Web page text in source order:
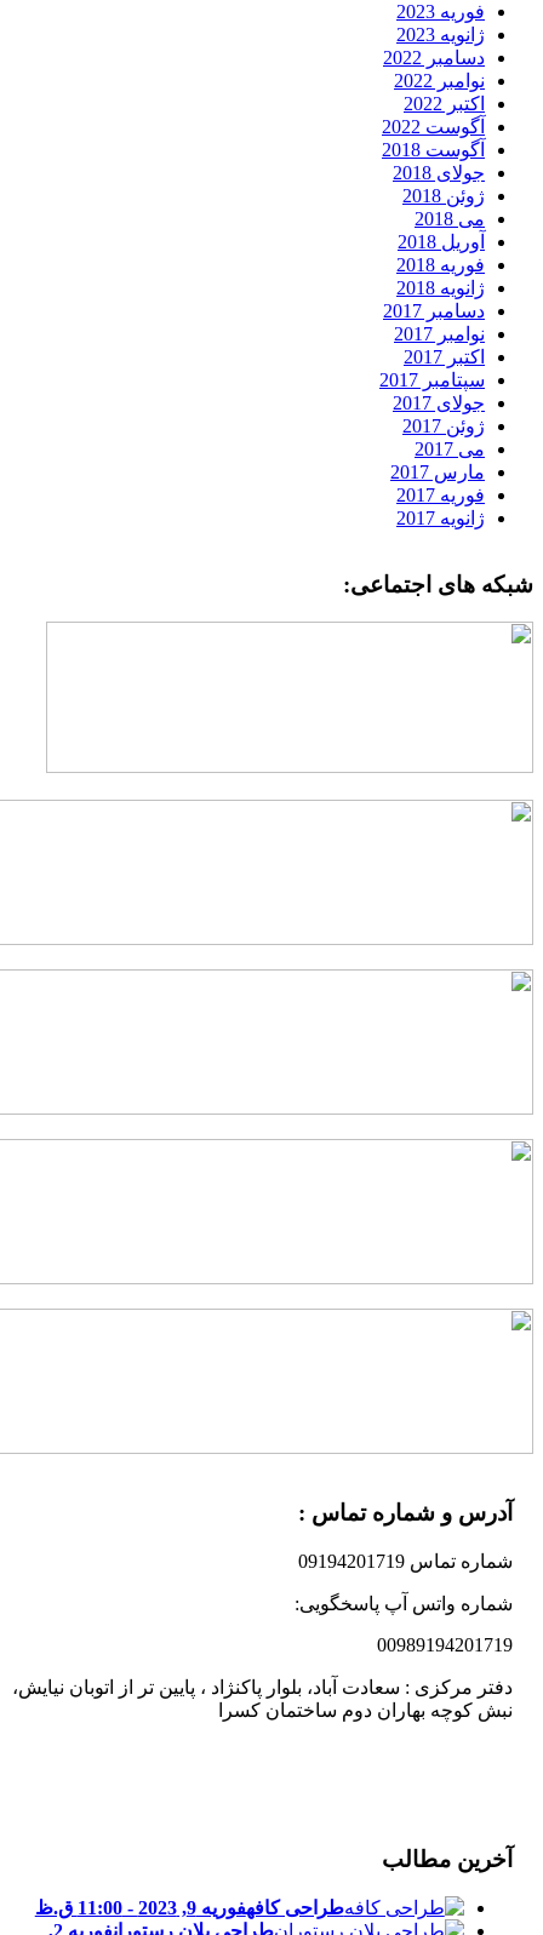
فوریه 2023
ژانویه 2023
دسامبر 2022
نوامبر 2022
اکتبر 2022
آگوست 2022
آگوست 2018
جولای 2018
ژوئن 2018
می 2018
آوریل 2018
فوریه 2018
ژانویه 2018
دسامبر 2017
نوامبر 2017
اکتبر 2017
سپتامبر 2017
جولای 2017
ژوئن 2017
می 2017
مارس 2017
فوریه 2017
ژانویه 2017
های اجتماعی:
آدرس و شماره تماس :
شماره تماس 09194201719
شماره واتس آپ پاسخگویی:
00989194201719
دفتر مرکزی : سعادت آباد، بلوار پاکنژاد ، پایین تر از اتوبان نیایش،
نبش کوچه بهاران دوم ساختمان کسرا
آخرین مطالب
طراحی کافهفوریه 9, 2023 - 11:00 ق.ظ
طراحی پلان رستوران
فوریه 2,